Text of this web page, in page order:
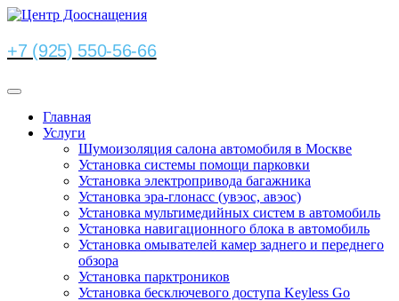
+7 (925) 550-56-66
Главная
Услуги
Шумоизоляция салона автомобиля в Москве
Установка системы помощи парковки
Установка электропривода багажника
Установка эра-глонасс (увэос, авэос)
Установка мультимедийных систем в автомобиль
Установка навигационного блока в автомобиль
Установка омывателей камер заднего и переднего
обзора
Установка парктроников
Установка бесключевого доступа Keyless Go